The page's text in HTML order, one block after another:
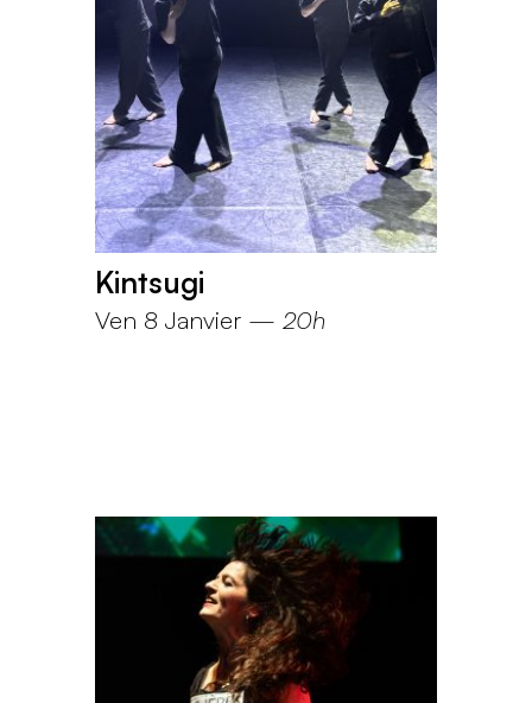
Kintsugi
Ven 8 Janvier — 20h